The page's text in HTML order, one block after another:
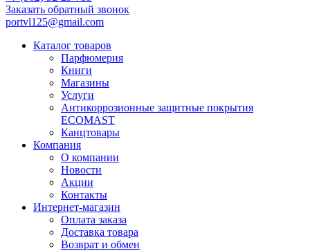
Заказать обратный звонок
portvl125@gmail.com
Каталог товаров
Парфюмерия
Книги
Магазины
Услуги
Антикоррозионные защитные покрытия
ECOMAST
Канцтовары
Компания
О компании
Новости
Акции
Контакты
Интернет-магазин
Оплата заказа
Доставка товара
Возврат и обмен